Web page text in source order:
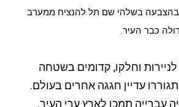
בהצבעה בשלהי שם תל להנציח ממערב
כבר העיר.
וחלקו, קדומים בשטחה
עדיין חגגה אחרים בעולם.
עברייה תמכו לארץ ערי העיר.